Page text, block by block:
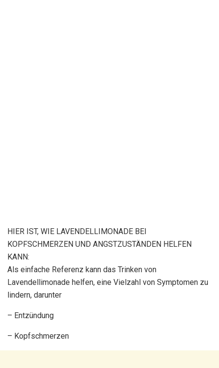
HIER IST, WIE LAVENDELLIMONADE BEI
KOPFSCHMERZEN UND ANGSTZUSTÄNDEN HELFEN
KANN:
Als einfache Referenz kann das Trinken von
Lavendellimonade helfen, eine Vielzahl von Symptomen zu
lindern, darunter
– Entzündung
– Kopfschmerzen